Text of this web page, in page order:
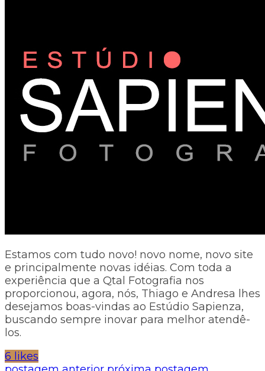
Estamos com tudo novo! novo nome, novo site
e principalmente novas idéias. Com toda a
experiência que a Qtal Fotografia nos
proporcionou, agora, nós, Thiago e Andresa lhes
desejamos boas-vindas ao Estúdio Sapienza,
buscando sempre inovar para melhor atendê-
los.
6 likes